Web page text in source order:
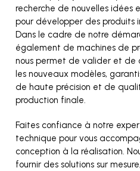
recherche de nouvelles idées
pour développer des produits
Dans le cadre de notre
également de machines de
nous permet de valider et de
les nouveaux modèles,
de haute précision et de
production finale.
Faites confiance à notre
technique pour vous
conception à la réalisation.
fournir des solutions sur